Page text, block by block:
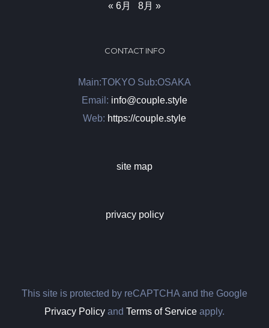
« 6月
8月 »
CONTACT INFO
Main:TOKYO Sub:OSAKA
Email: info@couple.style
Web: https://couple.style
site map
privacy policy
This site is protected by reCAPTCHA and the Google
Privacy Policy and Terms of Service apply.